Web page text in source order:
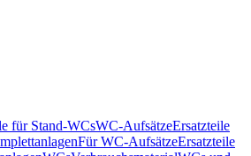
für Stand-WCsWC-AufsätzeErsatzteile
Für WC-AufsätzeErsatzteile